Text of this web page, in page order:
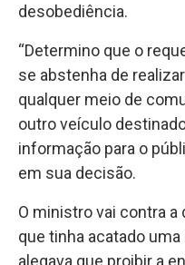
desobediência.
“Determino que o
se abstenha de
qualquer meio de
outro veículo
informação para o
em sua decisão.
O ministro vai contra
que tinha acatado
alegava que proibir a